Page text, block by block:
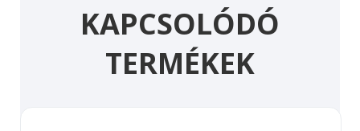
KAPCSOLÓDÓ
TERMÉKEK